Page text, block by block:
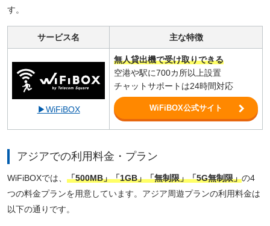
す。
サービス名 主な特徴
▶WiFiBOX
無人貸出機で受け取りできる
空港や駅に700カ所以上設置
チャットサポートは24時間対応
WiFiBOX公式サイト
アジアでの利用料金・プラン
WiFiBOXでは、 「500MB」「1GB」「無制限」「5G無制限」の4
つの料金プランを用意しています。アジア周遊プランの利用料金は
以下の通りです。